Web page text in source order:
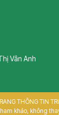
Vân Anh
THÔNG TIN
khảo, không